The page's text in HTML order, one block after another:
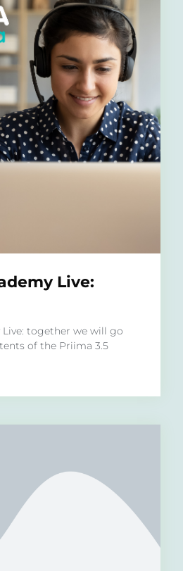
Live:
together we will go
of the Priima 3.5